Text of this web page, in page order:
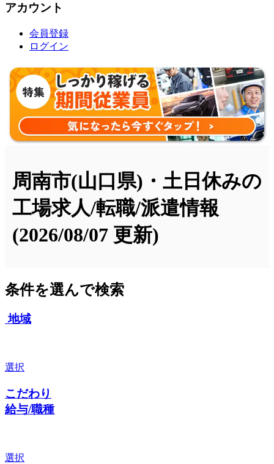
アカウント
会員登録
ログイン
周南市(山口県)・土日休みの
工場求人/転職/派遣情報
(2026/08/07 更新)
条件を選んで検索
地域
選択
こだわり
給与/職種
選択